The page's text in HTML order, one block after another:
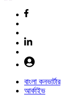
বাংলা কনভার্টার
আর্কাইভ